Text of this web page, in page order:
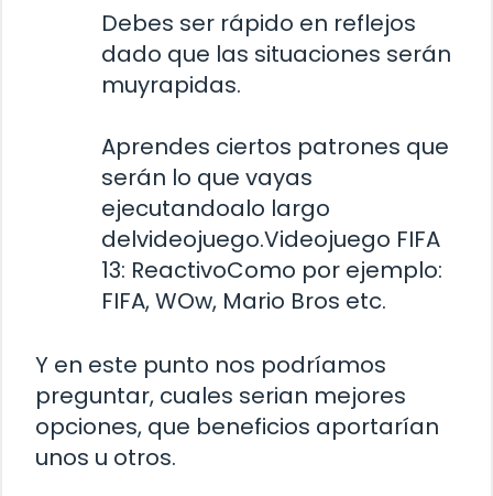
Debes ser rápido en reflejos
dado que las situaciones serán
muyrapidas.
Aprendes ciertos patrones que
serán lo que vayas
ejecutandoalo largo
delvideojuego.Videojuego FIFA
13: ReactivoComo por ejemplo:
FIFA, WOw, Mario Bros etc.
Y en este punto nos podríamos
preguntar, cuales serian mejores
opciones, que beneficios aportarían
unos u otros.